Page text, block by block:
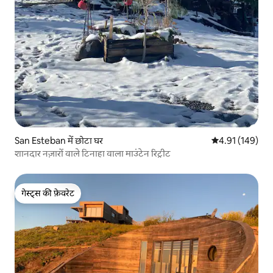
San Esteban में छोटा घर औसत रेटिंग 5 में से
4.91 (149)
शानदार नज़ारों वाले टिनाहा वाला माउंटेन रिट्रीट
गेस्ट्स की फ़ेवरेट
गेस्ट्स की फ़ेवरेट